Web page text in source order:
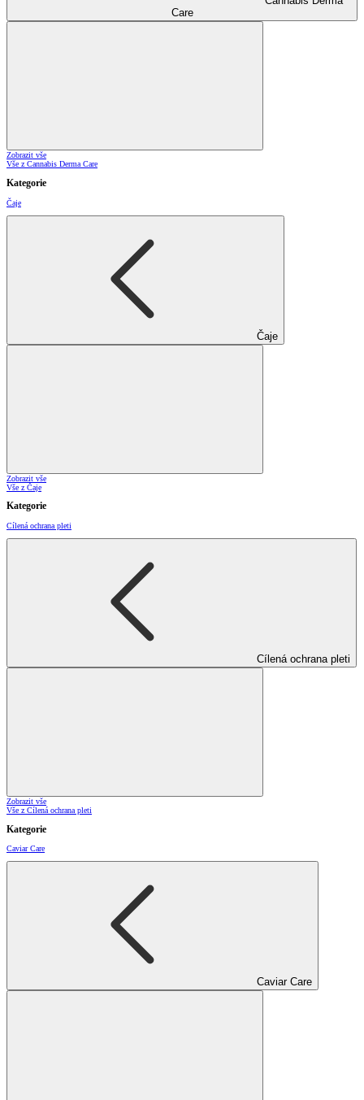
Care
Zobrazit vše
Vše z Cannabis Derma Care
Kategorie
Čaje
Čaje
Zobrazit vše
Vše z Čaje
Kategorie
Cílená ochrana pleti
Cílená ochrana pleti
Zobrazit vše
Vše z Cílená ochrana pleti
Kategorie
Caviar Care
Caviar Care